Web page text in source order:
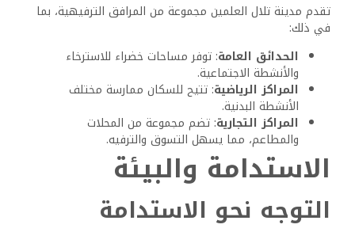
تقدم مدينة تلال العلمين مجموعة من المرافق الترفيهية، بما
في ذلك:
الحدائق العامة: توفر مساحات خضراء للاسترخاء
والأنشطة الاجتماعية.
المراكز الرياضية: تتيح للسكان ممارسة مختلف
الأنشطة البدنية.
المراكز التجارية: تضم مجموعة من المحلات
والمطاعم، مما يسهل التسوق والترفيه.
الاستدامة والبيئة
التوجه نحو الاستدامة